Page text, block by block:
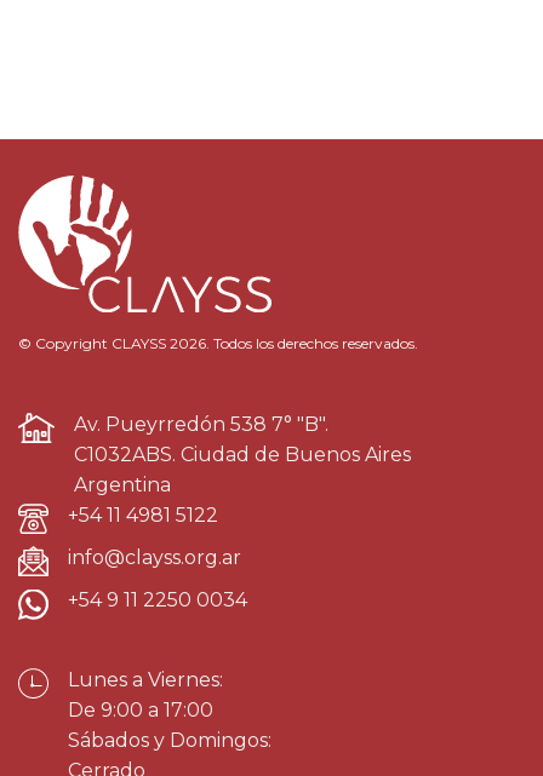
© Copyright CLAYSS 2026. Todos los derechos reservados.
Av. Pueyrredón 538 7° "B".
C1032ABS. Ciudad de Buenos Aires
Argentina
+54 11 4981 5122
info@clayss.org.ar
+54 9 11 2250 0034
Lunes a Viernes:
De 9:00 a 17:00
Sábados y Domingos:
Cerrado